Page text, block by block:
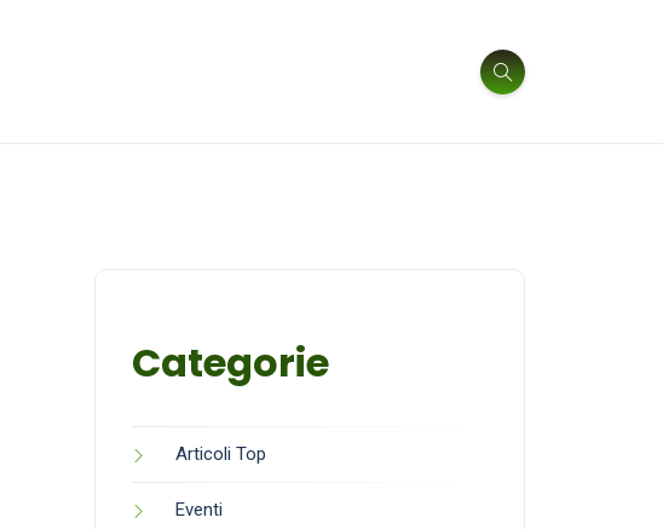
Categorie
Articoli Top
Eventi